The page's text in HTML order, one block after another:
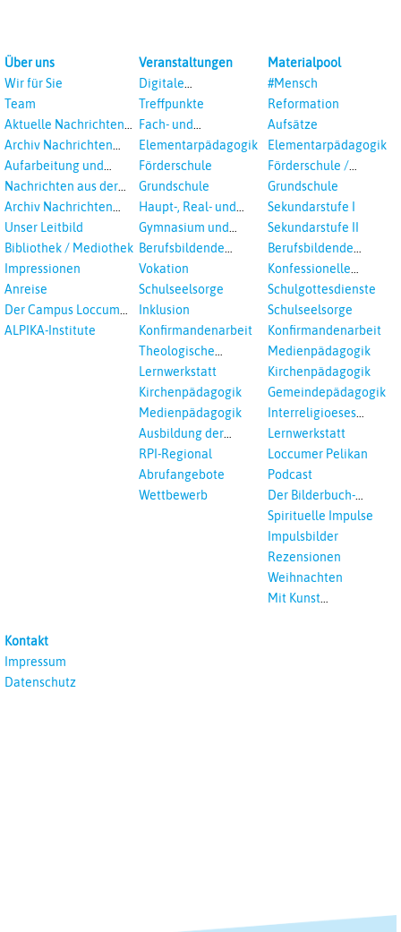
Über uns
Wir für Sie
Team
Aktuelle Nachrichten
aus dem RPI
Archiv Nachrichten
aus dem RPI ab 2018
Aufarbeitung und
Prävention
Landeskirche und EKD
Nachrichten aus der
Landeskirche
Archiv Nachrichten
aus der Landeskirche
Unser Leitbild
Bibliothek / Mediothek
Impressionen
Anreise
Der Campus Loccum
und Loccumer
ALPIKA-Institute
Veranstaltungen
Digitale
Veranstaltungen
Treffpunkte
Fach- und
Studientagungen
Elementarpädagogik
Förderschule
Grundschule
Haupt-, Real- und
Oberschule
Gymnasium und
Gesamtschule
Berufsbildende
Schulen
Vokation
Schulseelsorge
Inklusion
Konfirmandenarbeit
Theologische
Fortbildungen,
Interreligöses Lernen
Lernwerkstatt
Kirchenpädagogik
Medienpädagogik
Ausbildung der
Vikar*innen
RPI-Regional
Abrufangebote
Wettbewerb
Materialpool
#Mensch
Reformation
Aufsätze
Elementarpädagogik
Förderschule /
Inklusion
Grundschule
Sekundarstufe I
Sekundarstufe II
Berufsbildende
Schulen
Konfessionelle
Kooperation
Schulgottesdienste
Schulseelsorge
Konfirmandenarbeit
Medienpädagogik
Kirchenpädagogik
Gemeindepädagogik
Interreligioeses
Lernen
Lernwerkstatt
Loccumer Pelikan
Podcast
Der Bilderbuch-
Podcast
Spirituelle Impulse
Impulsbilder
Rezensionen
Weihnachten
Mit Kunst
Kontakt
Impressum
Datenschutz